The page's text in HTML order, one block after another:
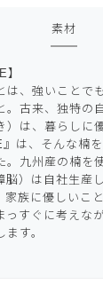
素材
】
は、強いことで
。古来、独特の
は、暮らしに
』は、そんな楠
。九州産の楠を
脳）は自社生産
家族に優しいこ
っすぐに考えな
す。